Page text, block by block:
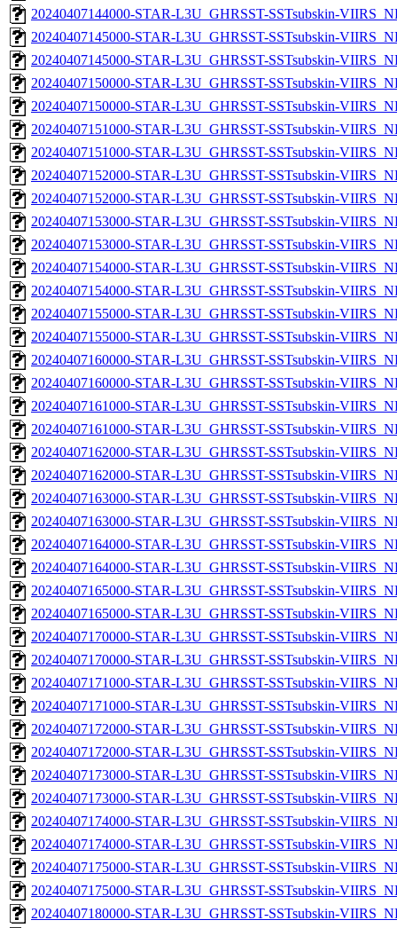
20240407144000-STAR-L3U_GHRSST-SSTsubskin-
20240407145000-STAR-L3U_GHRSST-SSTsubskin-
20240407145000-STAR-L3U_GHRSST-SSTsubskin-
20240407150000-STAR-L3U_GHRSST-SSTsubskin-
20240407150000-STAR-L3U_GHRSST-SSTsubskin-
20240407151000-STAR-L3U_GHRSST-SSTsubskin-
20240407151000-STAR-L3U_GHRSST-SSTsubskin-
20240407152000-STAR-L3U_GHRSST-SSTsubskin-
20240407152000-STAR-L3U_GHRSST-SSTsubskin-
20240407153000-STAR-L3U_GHRSST-SSTsubskin-
20240407153000-STAR-L3U_GHRSST-SSTsubskin-
20240407154000-STAR-L3U_GHRSST-SSTsubskin-
20240407154000-STAR-L3U_GHRSST-SSTsubskin-
20240407155000-STAR-L3U_GHRSST-SSTsubskin-
20240407155000-STAR-L3U_GHRSST-SSTsubskin-
20240407160000-STAR-L3U_GHRSST-SSTsubskin-
20240407160000-STAR-L3U_GHRSST-SSTsubskin-
20240407161000-STAR-L3U_GHRSST-SSTsubskin-
20240407161000-STAR-L3U_GHRSST-SSTsubskin-
20240407162000-STAR-L3U_GHRSST-SSTsubskin-
20240407162000-STAR-L3U_GHRSST-SSTsubskin-
20240407163000-STAR-L3U_GHRSST-SSTsubskin-
20240407163000-STAR-L3U_GHRSST-SSTsubskin-
20240407164000-STAR-L3U_GHRSST-SSTsubskin-
20240407164000-STAR-L3U_GHRSST-SSTsubskin-
20240407165000-STAR-L3U_GHRSST-SSTsubskin-
20240407165000-STAR-L3U_GHRSST-SSTsubskin-
20240407170000-STAR-L3U_GHRSST-SSTsubskin-
20240407170000-STAR-L3U_GHRSST-SSTsubskin-
20240407171000-STAR-L3U_GHRSST-SSTsubskin-
20240407171000-STAR-L3U_GHRSST-SSTsubskin-
20240407172000-STAR-L3U_GHRSST-SSTsubskin-
20240407172000-STAR-L3U_GHRSST-SSTsubskin-
20240407173000-STAR-L3U_GHRSST-SSTsubskin-
20240407173000-STAR-L3U_GHRSST-SSTsubskin-
20240407174000-STAR-L3U_GHRSST-SSTsubskin-
20240407174000-STAR-L3U_GHRSST-SSTsubskin-
20240407175000-STAR-L3U_GHRSST-SSTsubskin-
20240407175000-STAR-L3U_GHRSST-SSTsubskin-
20240407180000-STAR-L3U_GHRSST-SSTsubskin-